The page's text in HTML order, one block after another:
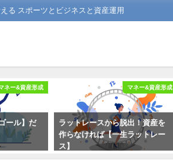
る スポーツとビジネスと資産運用
ネー&資産形成
ール】だ
マネー&資産形成
ラットレースから脱出！資産を
作らなければ【一生ラットレー
ス】